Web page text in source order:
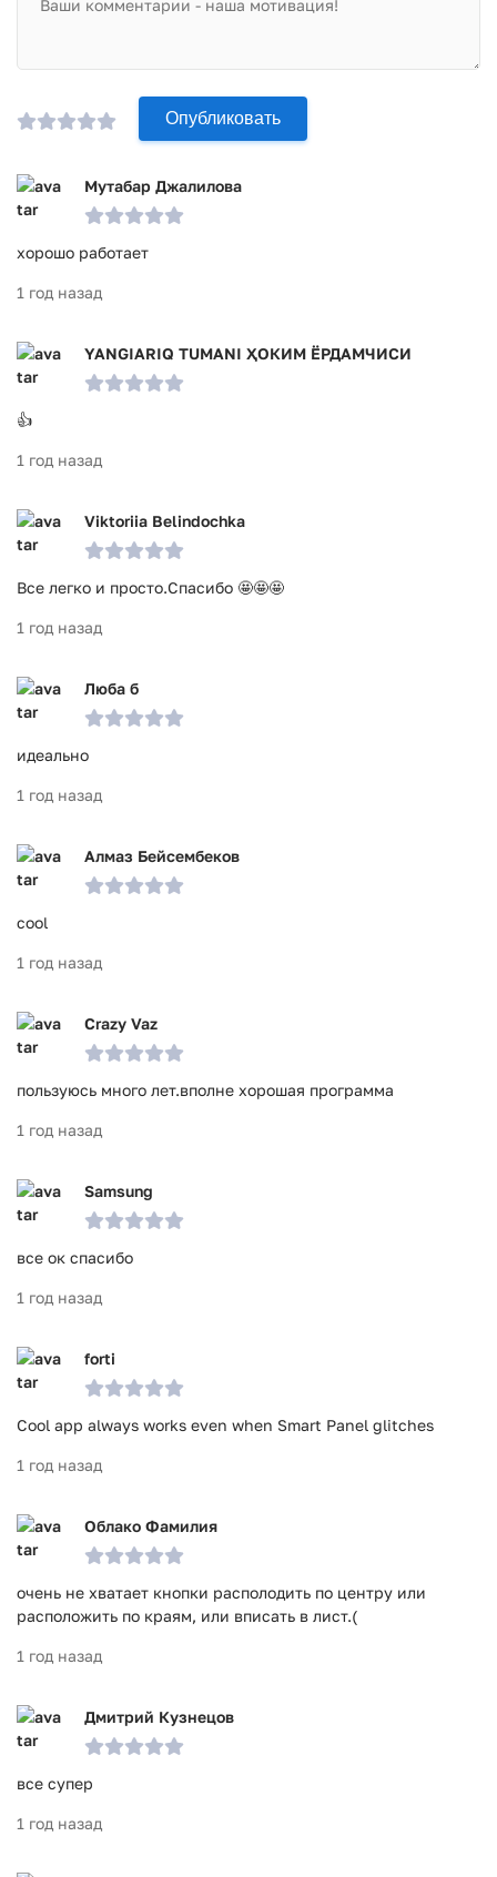
Опубликовать
Мутабар Джалилова
хорошо работает
1 год назад
YANGIARIQ TUMANI ҲОКИМ ЁРДАМЧИСИ
👍
1 год назад
Viktoriia Belindochka
Все легко и просто.Спасибо 🤩🤩🤩
1 год назад
Люба б
идеально
1 год назад
Алмаз Бейсембеков
cool
1 год назад
Crazy Vaz
пользуюсь много лет.вполне хорошая программа
1 год назад
Samsung
все ок спасибо
1 год назад
forti
Cool app always works even when Smart Panel glitches
1 год назад
Облако Фамилия
очень не хватает кнопки располодить по центру или
расположить по краям, или вписать в лист.(
1 год назад
Дмитрий Кузнецов
все супер
1 год назад